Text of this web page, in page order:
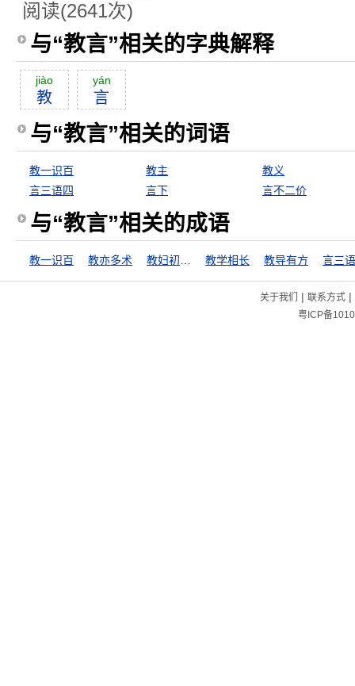
阅读(2641次)
与“教言”相关的字典解释
jiào
教
yán
言
与“教言”相关的词语
教一识百 教主
教义
言三语四
言下 言不二价
与“教言”相关的成语
教一识百 教亦多术 教学相长 教导有方 言三
关于我们 | 联系方式|
粤ICP备